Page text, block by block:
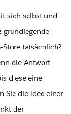
sich selbst und
grundlegende
Store tatsächlich?
die Antwort
diese eine
Sie die Idee einer
der